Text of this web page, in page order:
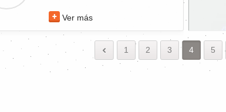
Ver más
1 2 3 4 5